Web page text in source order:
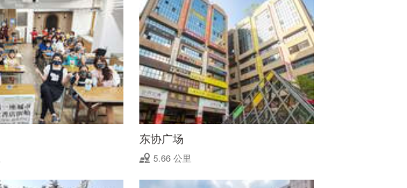
东协广场
5.66 公里